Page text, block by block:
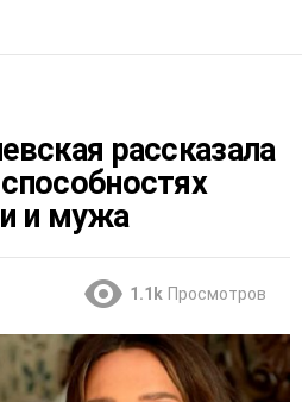
рассказала
и мужа
1.1k Просмотров